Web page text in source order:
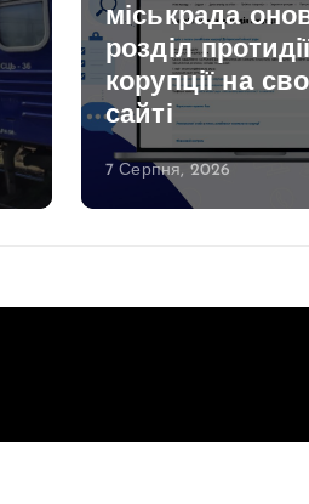
міськрада
розділ
корупції на
сайті
7 Серпня, 2026